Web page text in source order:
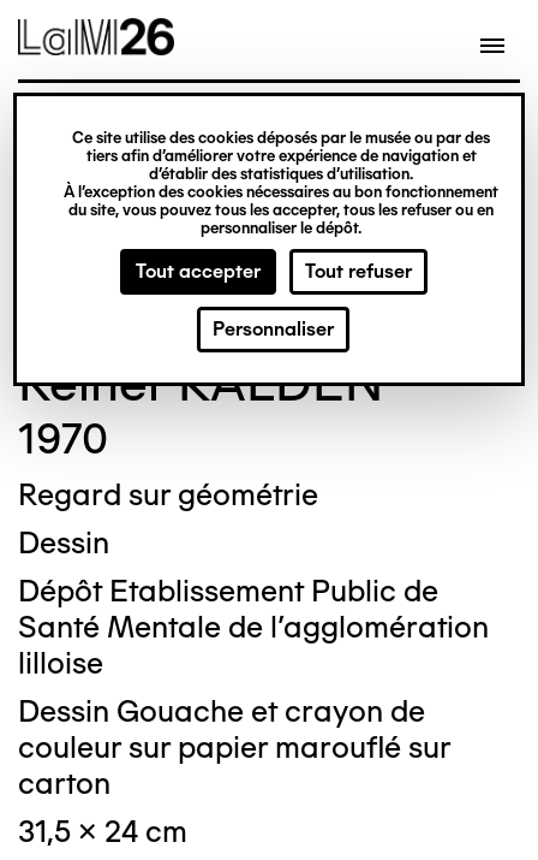
Gestion des cookies
Ce site utilise des cookies déposés par le musée ou par des
tiers afin d’améliorer votre expérience de navigation et
d’établir des statistiques d’utilisation.
À l’exception des cookies nécessaires au bon fonctionnement
du site, vous pouvez tous les accepter, tous les refuser ou en
personnaliser le dépôt.
Tout accepter Tout refuser
Personnaliser
contenu
© Crédit photo : Nicolas Dewitte/LaM Lille
métropole musée d’art moderne d’art
contemporain et d’art brut
Reiner KALDEN
1970
Regard sur géométrie
Dessin
Dépôt Etablissement Public de
Santé Mentale de l'agglomération
lilloise
Dessin Gouache et crayon de
couleur sur papier marouflé sur
carton
31,5 x 24 cm